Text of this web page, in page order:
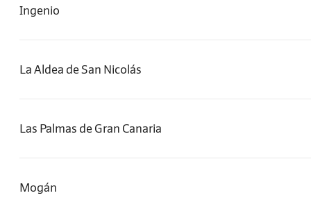
Ingenio
La Aldea de San Nicolás
Las Palmas de Gran Canaria
Mogán